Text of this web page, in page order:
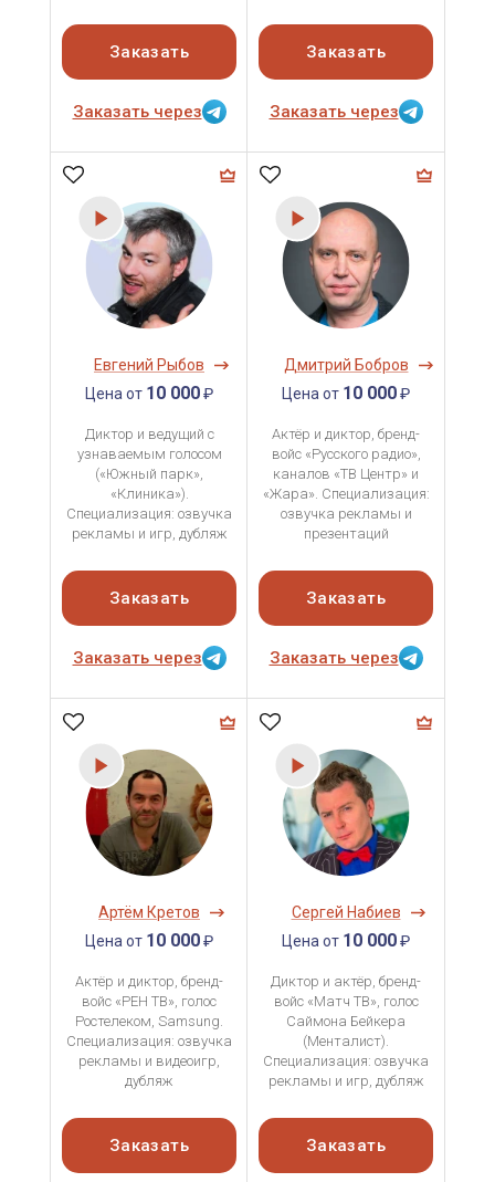
Заказать
Заказать через
Заказать
Заказать через
Евгений Рыбов
Цена от 10 000₽
Диктор и ведущий с
узнаваемым голосом
(«Южный парк»,
«Клиника»).
Специализация: озвучка
рекламы и игр, дубляж
Заказать
Заказать через
Дмитрий Бобров
Цена от 10 000₽
Актёр и диктор, бренд-
войс «Русского радио»,
каналов «ТВ Центр» и
«Жара». Специализация:
озвучка рекламы и
презентаций
Заказать
Заказать через
Артём Кретов
Цена от 10 000₽
Актёр и диктор, бренд-
войс «РЕН ТВ», голос
Ростелеком, Samsung.
Специализация: озвучка
рекламы и видеоигр,
дубляж
Заказать
Сергей Набиев
Цена от 10 000₽
Диктор и актёр, бренд-
войс «Матч ТВ», голос
Саймона Бейкера
(Менталист).
Специализация: озвучка
рекламы и игр, дубляж
Заказать